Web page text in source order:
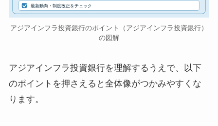
最新動向・制度改正をチェック
アジアインフラ投資銀行のポイント（アジアインフラ投資銀行）
の図解
アジアインフラ投資銀行を理解するうえで、以下
のポイントを押さえると全体像がつかみやすくな
ります。